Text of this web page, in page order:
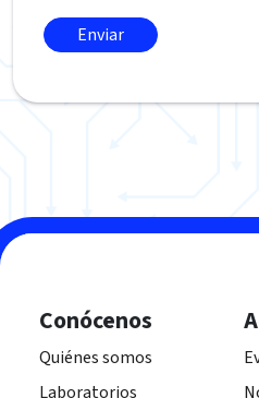
Conócenos
Quiénes somos
Laboratorios